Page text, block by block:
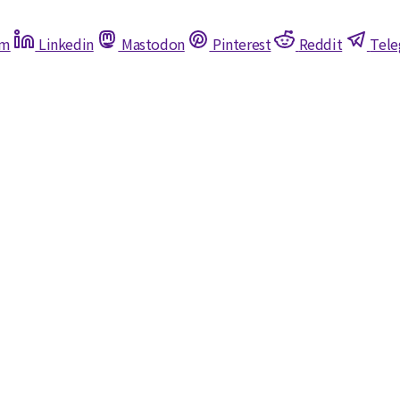
Linkedin Mastodon Pinterest Reddit